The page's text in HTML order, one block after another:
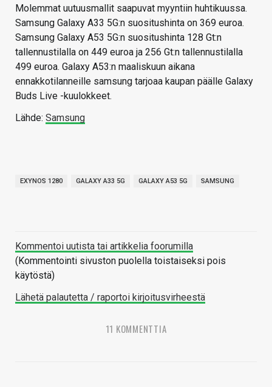
Molemmat uutuusmallit saapuvat myyntiin huhtikuussa.
Samsung Galaxy A33 5G:n suositushinta on 369 euroa.
Samsung Galaxy A53 5G:n suositushinta 128 Gt:n
tallennustilalla on 449 euroa ja 256 Gt:n tallennustilalla
499 euroa. Galaxy A53:n maaliskuun aikana
ennakkotilanneille samsung tarjoaa kaupan päälle Galaxy
Buds Live -kuulokkeet.
Lähde: Samsung
EXYNOS 1280 GALAXY A33 5G GALAXY A53 5G SAMSUNG
Kommentoi uutista tai artikkelia foorumilla
(Kommentointi sivuston puolella toistaiseksi pois
käytöstä)
Lähetä palautetta / raportoi kirjoitusvirheestä
11 KOMMENTTIA